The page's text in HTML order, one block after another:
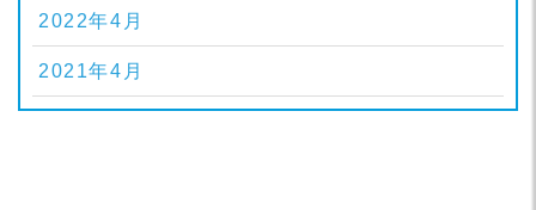
2022年4月
2021年4月